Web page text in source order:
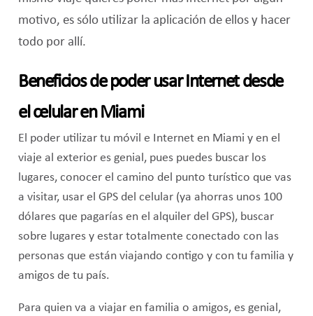
motivo, es sólo utilizar la aplicación de ellos y hacer
todo por allí.
Beneficios de poder usar Internet desde
el celular en Miami
El poder utilizar tu móvil e Internet en Miami y en el
viaje al exterior es genial, pues puedes buscar los
lugares, conocer el camino del punto turístico que vas
a visitar, usar el GPS del celular (ya ahorras unos 100
dólares que pagarías en el alquiler del GPS), buscar
sobre lugares y estar totalmente conectado con las
personas que están viajando contigo y con tu familia y
amigos de tu país.
Para quien va a viajar en familia o amigos, es genial,